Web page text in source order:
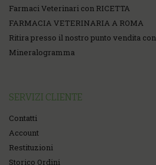
Farmaci Veterinari con RICETTA
FARMACIA VETERINARIA A ROMA
Ritira presso il nostro punto vendita
Mineralogramma
SERVIZI CLIENTE
Contatti
Account
Restituzioni
Storico Ordini